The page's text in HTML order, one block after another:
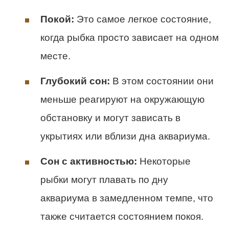
Покой: Это самое легкое состояние,
когда рыбка просто зависает на одном
месте.
Глубокий сон: В этом состоянии они
меньше реагируют на окружающую
обстановку и могут зависать в
укрытиях или вблизи дна аквариума.
Сон с активностью: Некоторые
рыбки могут плавать по дну
аквариума в замедленном темпе, что
также считается состоянием покоя.